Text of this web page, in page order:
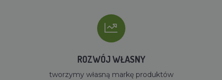
ROZWÓJ WŁASNY
tworzymy własną markę produktów